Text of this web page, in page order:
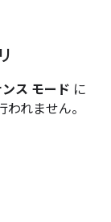
ス モード に
れません。